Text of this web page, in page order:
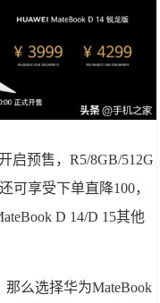
启预售，R5/8GB/512G
可享受下单直降100，
D 14/D 15其他
么选择华为MateBook